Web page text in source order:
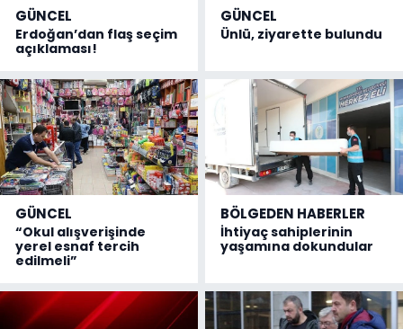
GÜNCEL
Erdoğan’dan flaş seçim
açıklaması!
GÜNCEL
Ünlü, ziyarette bulundu
GÜNCEL
“Okul alışverişinde
yerel esnaf tercih
edilmeli”
BÖLGEDEN HABERLER
İhtiyaç sahiplerinin
yaşamına dokundular